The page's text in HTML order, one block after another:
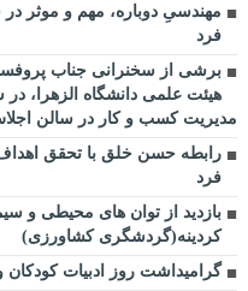
مهندسیِ دوباره، مهم و موثر
فرد
برشی از سخنرانی جناب
هیئت علمی دانشگاه الزهرا،
مدیریت کسب و کار در سالن
رابطه حسن خلق با تحقق
فرد
بازدید از توان های محیطی و
کردینه(گردشگری کشاورزی)
گرامیداشت روز ادبیات کودکان